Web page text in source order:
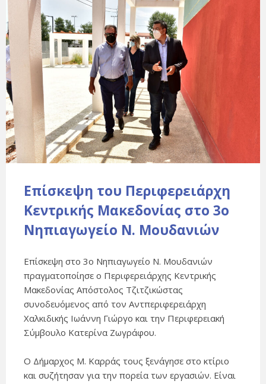
Επίσκεψη του Περιφερειάρχη
Κεντρικής Μακεδονίας στο 3ο
Νηπιαγωγείο N. Μουδανιών
Επίσκεψη στο 3ο Νηπιαγωγείο N. Μουδανιών
πραγματοποίησε ο Περιφερειάρχης Κεντρικής
Μακεδονίας Απόστολος Τζιτζικώστας
συνοδευόμενος από τον Αντπεριφερειάρχη
Χαλκιδικής Ιωάννη Γιώργο και την Περιφερειακή
Σύμβουλο Κατερίνα Ζωγράφου.
Ο Δήμαρχος Μ. Καρράς τους ξενάγησε στο κτίριο
και συζήτησαν για την πορεία των εργασιών. Είναι